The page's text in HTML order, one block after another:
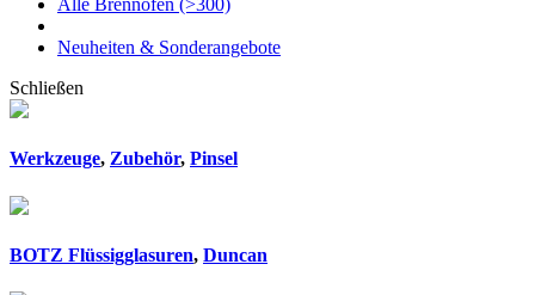
Alle Brennöfen (>300)
Neuheiten & Sonderangebote
Schließen
Werkzeuge, Zubehör, Pinsel
BOTZ Flüssigglasuren, Duncan